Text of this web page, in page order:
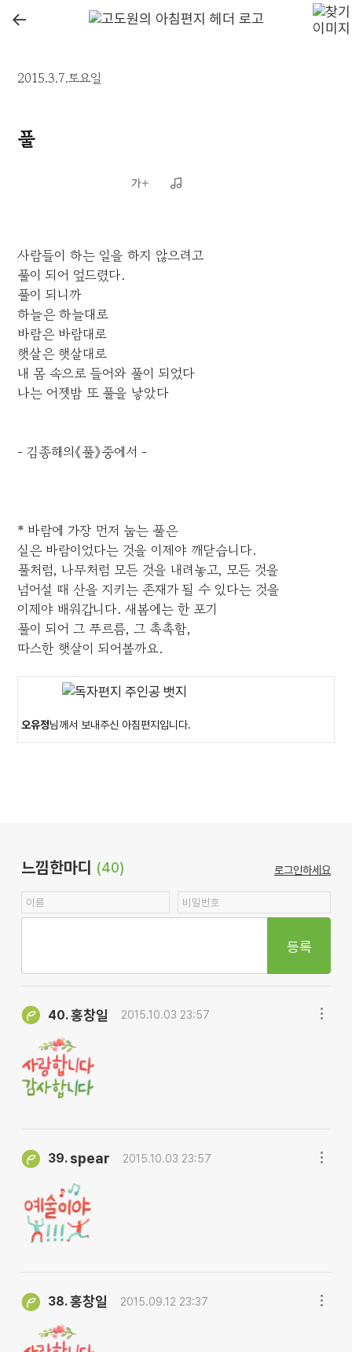
←
2015.3.7.토요일
풀
사람들이 하는 일을 하지 않으려고
풀이 되어 엎드렸다.
풀이 되니까
하늘은 하늘대로
바람은 바람대로
햇살은 햇살대로
내 몸 속으로 들어와 풀이 되었다
나는 어젯밤 또 풀을 낳았다
- 김종해의《풀》중에서 -
* 바람에 가장 먼저 눕는 풀은
실은 바람이었다는 것을 이제야 깨닫습니다.
풀처럼, 나무처럼 모든 것을 내려놓고, 모든 것을
넘어설 때 산을 지키는 존재가 될 수 있다는 것을
이제야 배워갑니다. 새봄에는 한 포기
풀이 되어 그 푸르름, 그 촉촉함,
따스한 햇살이 되어볼까요.
오유정님께서 보내주신 아침편지입니다.
느낌한마디 (40) 로그인하세요
등록
40.홍창일 2015.10.03 23:57
39. spear 2015.10.03 23:57
38.홍창일 2015.09.12 23:37